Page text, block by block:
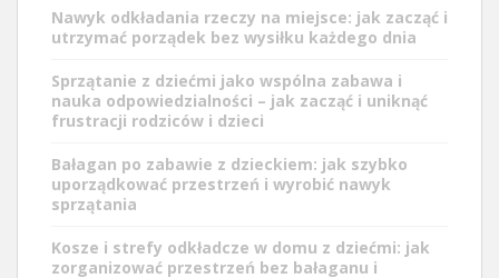
Nawyk odkładania rzeczy na miejsce: jak zacząć i
utrzymać porządek bez wysiłku każdego dnia
Sprzątanie z dziećmi jako wspólna zabawa i
nauka odpowiedzialności – jak zacząć i uniknąć
frustracji rodziców i dzieci
Bałagan po zabawie z dzieckiem: jak szybko
uporządkować przestrzeń i wyrobić nawyk
sprzątania
Kosze i strefy odkładcze w domu z dziećmi: jak
zorganizować przestrzeń bez bałaganu i